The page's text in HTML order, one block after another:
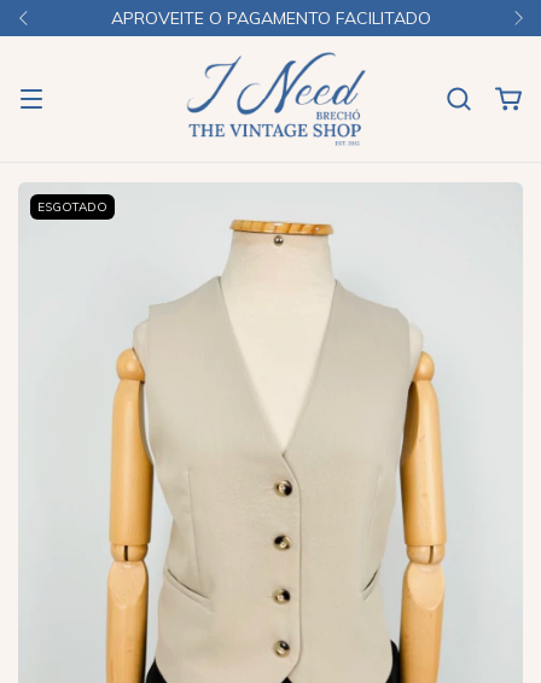
APROVEITE O PAGAMENTO FACILITADO
ESGOTADO